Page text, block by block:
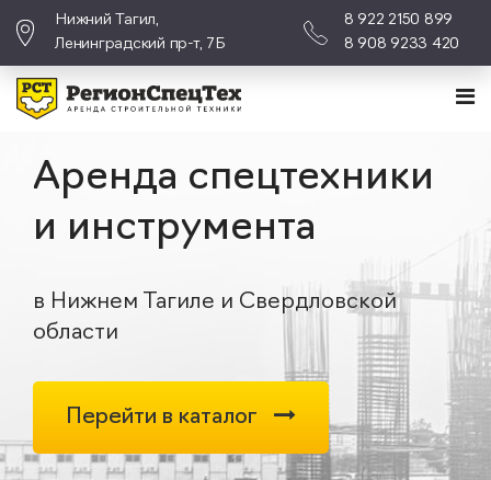
Нижний Тагил,
Ленинградский пр-т, 7Б
8 922 2150 899
8 908 9233 420
Аренда спецтехники
и инструмента
в Нижнем Тагиле и Свердловской
области
Перейти в каталог